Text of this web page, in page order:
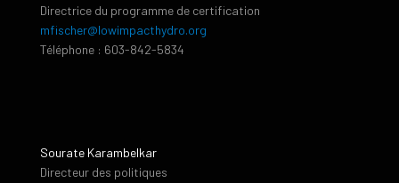
Directrice du programme de certification
mfischer@lowimpacthydro.org
Téléphone : 603-842-5834
Sourate Karambelkar
Directeur des politiques